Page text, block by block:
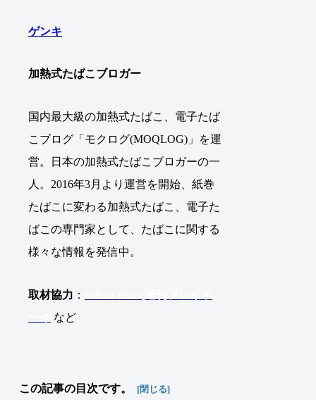
ゲンキ
加熱式たばこブロガー
国内最大級の加熱式たばこ、電子たば
こブログ「モクログ(MOQLOG)」を運
営。日本の加熱式たばこブロガーの一
人。2016年3月より運営を開始、紙巻
たばこに変わる加熱式たばこ、電子た
ばこの専門家として、たばこに関する
様々な情報を発信中。
取材協力 ：
など
この記事の目次です。